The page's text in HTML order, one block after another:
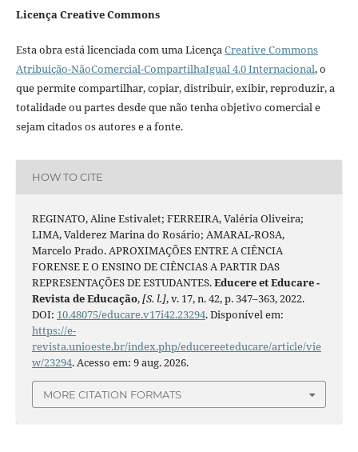
Licença Creative Commons
Esta obra está licenciada com uma Licença Creative Commons
Atribuição-NãoComercial-CompartilhaIgual 4.0 Internacional, o
que permite compartilhar, copiar, distribuir, exibir, reproduzir, a
totalidade ou partes desde que não tenha objetivo comercial e
sejam citados os autores e a fonte.
HOW TO CITE
REGINATO, Aline Estivalet; FERREIRA, Valéria Oliveira;
LIMA, Valderez Marina do Rosário; AMARAL-ROSA,
Marcelo Prado. APROXIMAÇÕES ENTRE A CIÊNCIA
FORENSE E O ENSINO DE CIÊNCIAS A PARTIR DAS
REPRESENTAÇÕES DE ESTUDANTES.Educere et Educare -
Revista de Educação,[S. l.], v. 17, n. 42, p. 347–363, 2022.
DOI: 10.48075/educare.v17i42.23294. Disponível em:
https://e-
revista.unioeste.br/index.php/educereeteducare/article/vie
w/23294. Acesso em: 9 aug. 2026.
MORE CITATION FORMATS